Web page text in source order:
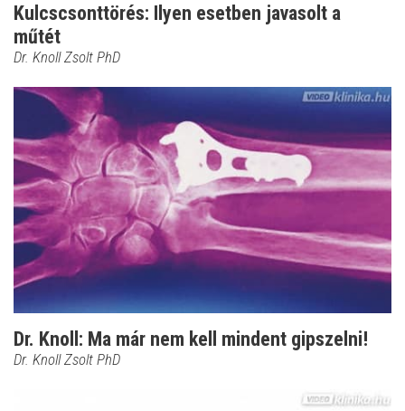
Kulcscsonttörés: Ilyen esetben javasolt a
műtét
Dr. Knoll Zsolt PhD
Dr. Knoll: Ma már nem kell mindent gipszelni!
Dr. Knoll Zsolt PhD